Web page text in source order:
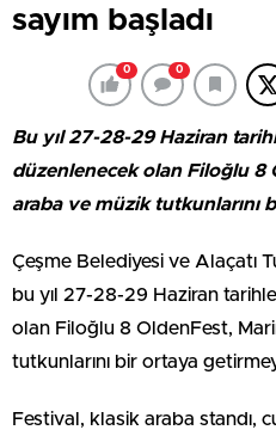
sayım başladı
0 0
Bu yıl 27-28-29 Haziran
düzenlenecek olan Filoğlu 8
araba ve müzik tutkunlarını
Çeşme Belediyesi ve Alaçatı
bu yıl 27-28-29 Haziran
olan Filoğlu 8 OldenFest,
tutkunlarını bir ortaya
Festival, klasik araba standı,